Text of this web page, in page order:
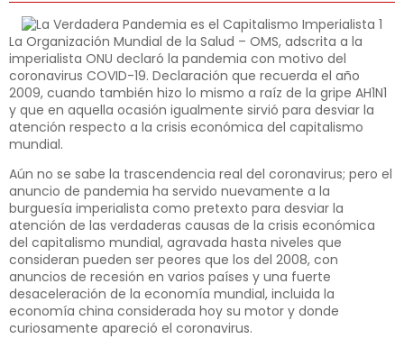
La Organización Mundial de la Salud – OMS, adscrita a la
imperialista ONU declaró la pandemia con motivo del
coronavirus COVID-19. Declaración que recuerda el año
2009, cuando también hizo lo mismo a raíz de la gripe AH1N1
y que en aquella ocasión igualmente sirvió para desviar la
atención respecto a la crisis económica del capitalismo
mundial.
Aún no se sabe la trascendencia real del coronavirus; pero el
anuncio de pandemia ha servido nuevamente a la
burguesía imperialista como pretexto para desviar la
atención de las verdaderas causas de la crisis económica
del capitalismo mundial, agravada hasta niveles que
consideran pueden ser peores que los del 2008, con
anuncios de recesión en varios países y una fuerte
desaceleración de la economía mundial, incluida la
economía china considerada hoy su motor y donde
curiosamente apareció el coronavirus.